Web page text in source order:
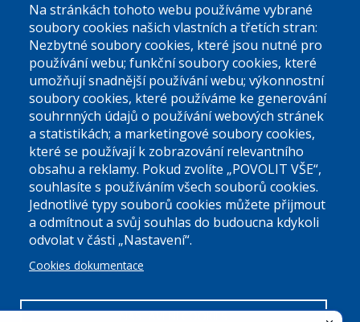
El. podatelna (bez el. podpisu):
podatelna@praha9.cz
Úřední dny:
Po a St: 08.00-12.00; 13.00-18.00
Úřední hodiny
IČ:00063894DIČ:CZ00063894
Na stránkách tohoto webu používáme vybrané
soubory cookies našich vlastních a třetích stran:
Nezbytné soubory cookies, které jsou nutné pro
používání webu; funkční soubory cookies, které
umožňují snadnější používání webu; výkonnostní
soubory cookies, které používáme ke generování
souhrnných údajů o používání webových stránek
a statistikách; a marketingové soubory cookies,
které se používají k zobrazování relevantního
obsahu a reklamy. Pokud zvolíte „POVOLIT VŠE“,
souhlasíte s používáním všech souborů cookies.
Jednotlivé typy souborů cookies můžete přijmout
a odmítnout a svůj souhlas do budoucna kdykoli
odvolat v části „Nastavení“.
Cookies dokumentace
NASTAVENÍ COOKIES